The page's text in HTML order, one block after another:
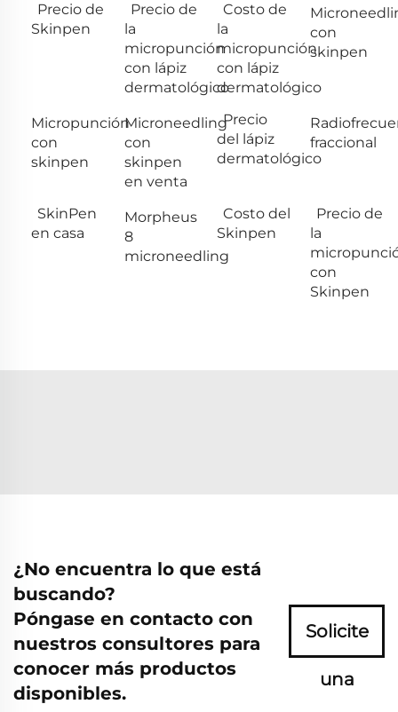
Precio de
Skinpen
Precio de
la
micropunción
con lápiz
dermatológico
Costo de
la
micropunción
con lápiz
dermatológico
con
skinpen
Micropunción
con
skinpen
Microneedling
con
skinpen
en venta
Precio
del lápiz
dermatológico
fraccional
SkinPen
en casa
Morpheus
8
microneedling
Costo del
Skinpen
Precio de
la
con
Skinpen
¿No encuentra lo que está
buscando?
Póngase en contacto con
nuestros consultores para
conocer más productos
disponibles.
Solicite
una